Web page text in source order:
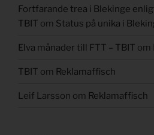
Fortfarande trea i Blekinge
TBIT om Status på unika i
Elva månader till FTT – TBIT om
TBIT om Reklamaffisch
Leif Larsson om Reklamaffisch